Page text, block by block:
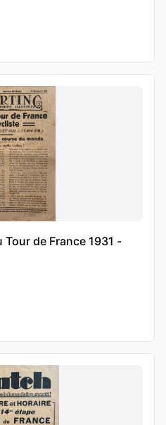
de France 1931 -